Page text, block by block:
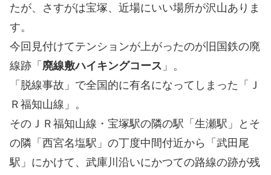
たが、さすがは宝塚、近場にいい場所が沢山ありま
す。
今回見付けてテンションが上がったのが旧国鉄の廃
線跡「 廃線敷ハイキングコース 」。
「脱線事故」で全国的に有名になってしまった「Ｊ
Ｒ福知山線」。
そのＪＲ福知山線・宝塚駅の隣の駅「生瀬駅」とそ
の隣「西宮名塩駅」の丁度中間付近から「武田尾
駅」にかけて、武庫川沿いにかつての路線の跡が残